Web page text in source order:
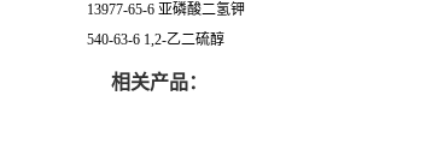
13977-65-6 亚磷酸二氢钾
540-63-6 1,2-乙二硫醇
相关产品：